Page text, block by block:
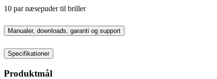
10 par næsepuder til briller
Manualer, downloads, garanti og support
Specifikationer
Produktmål